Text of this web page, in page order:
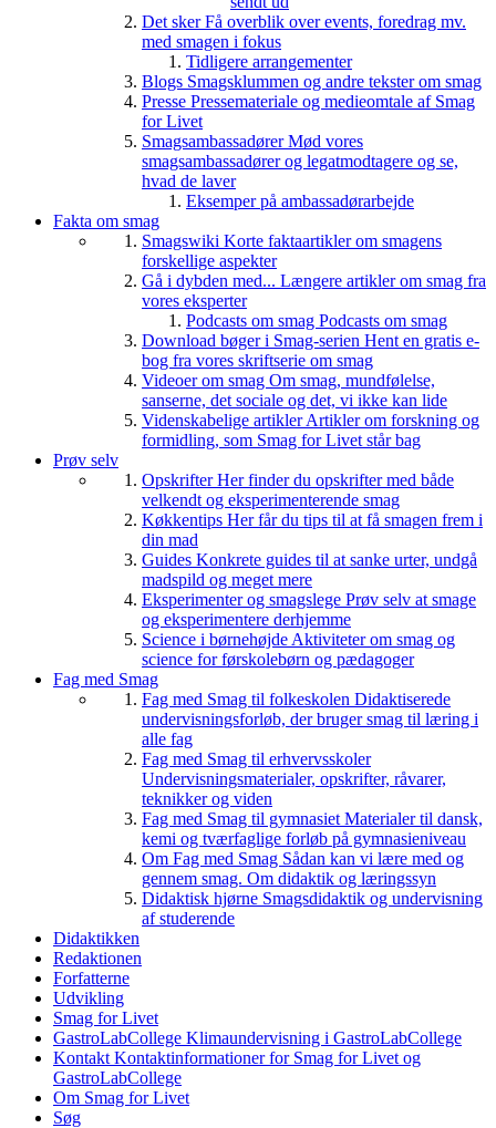
Det skerFå overblik over events, foredrag mv.
med smagen i fokus
Tidligere arrangementer
Blogs Smagsklummen og andre tekster om smag
Presse Pressemateriale og medieomtale af Smag
for Livet
SmagsambassadørerMød vores
smagsambassadører og legatmodtagere og se,
hvad de laver
Eksemper på ambassadørarbejde
Fakta om smag
Smagswiki Korte faktaartikler om smagens
forskellige aspekter
Gå i dybden med... Længere artikler om smag fra
vores eksperter
Podcasts om smag Podcasts om smag
Download bøger i Smag-serien Hent en gratis e-
bog fra vores skriftserie om smag
Videoer om smag Om smag, mundfølelse,
sanserne, det sociale og det, vi ikke kan lide
Videnskabelige artiklerArtikler om forskning og
formidling, som Smag for Livet står bag
Prøv selv
OpskrifterHer finder du opskrifter med både
velkendt og eksperimenterende smag
Køkkentips Her får du tips til at få smagen frem i
din mad
Guides Konkrete guides til at sanke urter, undgå
madspild og meget mere
Eksperimenter og smagslege Prøv selv at smage
og eksperimentere derhjemme
Science i børnehøjde Aktiviteter om smag og
science for førskolebørn og pædagoger
Fag med Smag
Fag med Smag til folkeskolen Didaktiserede
undervisningsforløb, der bruger smag til læring i
alle fag
Fag med Smag til erhvervsskoler
Undervisningsmaterialer, opskrifter, råvarer,
teknikker og viden
Fag med Smag til gymnasiet Materialer til dansk,
kemi og tværfaglige forløb på gymnasieniveau
Om Fag med Smag Sådan kan vi lære med og
gennem smag. Om didaktik og læringssyn
Didaktisk hjørne Smagsdidaktik og undervisning
af studerende
Didaktikken
Redaktionen
Forfatterne
Udvikling
Smag for Livet
GastroLabCollege Klimaundervisning i GastroLabCollege
Kontakt Kontaktinformationer for Smag for Livet og
GastroLabCollege
Om Smag for Livet
Søg